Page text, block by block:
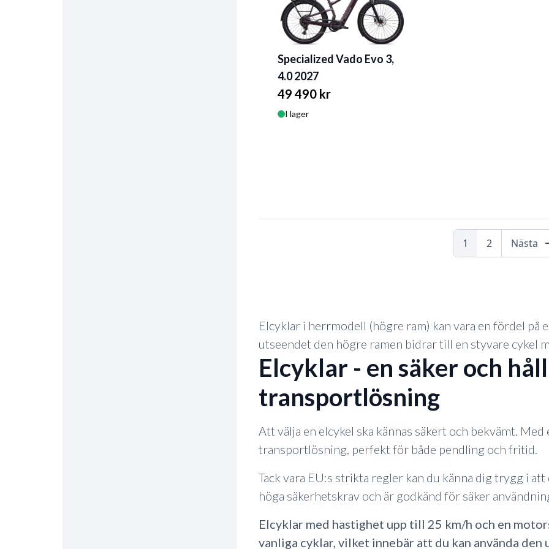
Specialized Vado Evo 3,
4.0 2027
49 490 kr
I lager
1 2 Nästa
Elcyklar i herrmodell (högre ram) kan vara en fördel på
utseendet den högre ramen bidrar till en styvare cykel
Elcyklar - en säker och
transportlösning
Att välja en elcykel ska kännas säkert och bekvämt.
transportlösning, perfekt för både pendling och fritid.
Tack vara EU:s strikta regler kan du känna dig trygg i
höga säkerhetskrav och är godkänd för säker
Elcyklar med hastighet upp till 25 km/h och en
vanliga cyklar, vilket innebär att du kan använda